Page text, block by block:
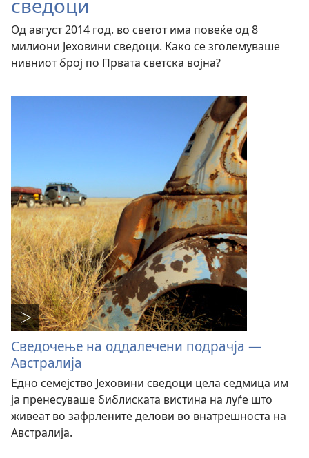
сведоци
Од август 2014 год. во светот има повеќе од 8
милиони Јеховини сведоци. Како се зголемуваше
нивниот број по Првата светска војна?
Сведочење на оддалечени подрачја —
Австралија
Едно семејство Јеховини сведоци цела седмица им
ја пренесуваше библиската вистина на луѓе што
живеат во зафрлените делови во внатрешноста на
Австралија.